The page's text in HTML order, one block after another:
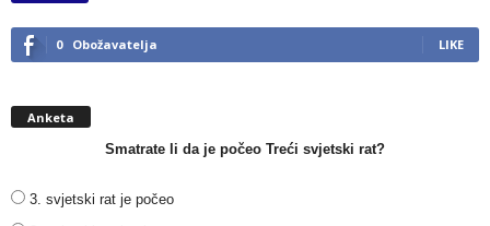
0 Obožavatelja LIKE
Anketa
Smatrate li da je počeo Treći svjetski rat?
3. svjetski rat je počeo